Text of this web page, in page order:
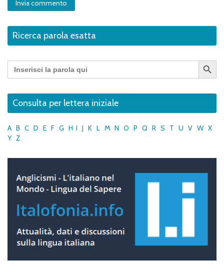
Ricerca parola esatta
Search
for:
Search Button
Consulta per lettera iniziale
A B C D E F G H I J K L M N O P Q R S T U V W X
Y Z